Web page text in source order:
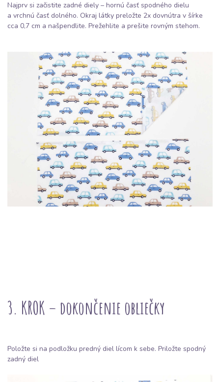
Najprv si začistite zadné diely – hornú časť spodného dielu
a vrchnú časť dolného. Okraj látky preložte 2x dovnútra v šírke
cca 0,7 cm a našpendlite. Prežehlite a prešite rovným stehom.
3. KROK – dokončenie obliečky
Položte si na podložku predný diel lícom k sebe. Priložte spodný
zadný diel